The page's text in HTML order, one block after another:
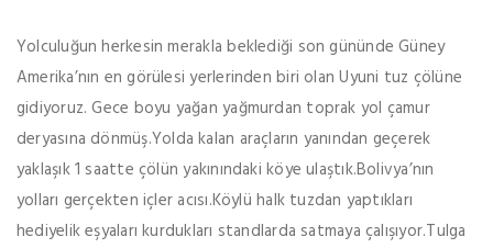
Yolculuğun herkesin merakla beklediği son gününde Güney
Amerika’nın en görülesi yerlerinden biri olan Uyuni tuz çölüne
gidiyoruz. Gece boyu yağan yağmurdan toprak yol çamur
deryasına dönmüş.Yolda kalan araçların yanından geçerek
yaklaşık 1 saatte çölün yakınındaki köye ulaştık.Bolivya’nın
yolları gerçekten içler acısı.Köylü halk tuzdan yaptıkları
hediyelik eşyaları kurdukları standlarda satmaya çalışıyor.Tulga